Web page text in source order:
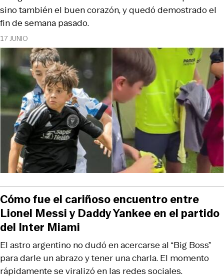
17 JUNIO
sino también el buen corazón, y quedó demostrado el
fin de semana pasado.
El astro argentino no dudó en acercarse al “Big Boss”
para darle un abrazo y tener una charla. El momento
rápidamente se viralizó en las redes sociales.
Cómo fue el cariñoso encuentro entre
Lionel Messi y Daddy Yankee en el partido
del Inter Miami